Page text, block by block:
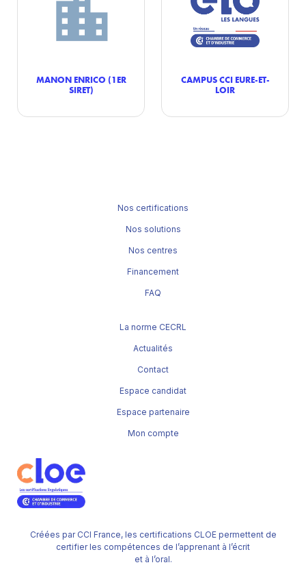
MANON ENRICO (1ER
SIRET)
CAMPUS CCI EURE-ET-
LOIR
Créées par CCI France, les certifications CLOE permettent de
certifier les compétences de l’apprenant à l’écrit
et à l’oral.
Nos certifications
Nos solutions
Nos centres
Financement
FAQ
La norme CECRL
Actualités
Contact
Espace candidat
Espace partenaire
Mon compte